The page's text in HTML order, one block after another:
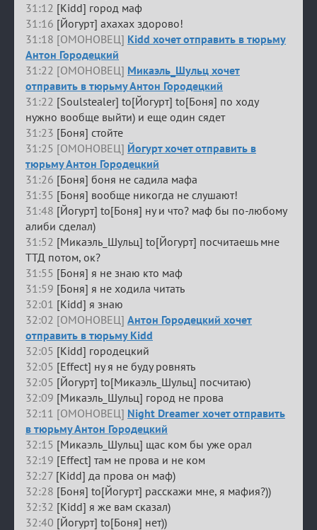
31:12 [Kidd] город маф
31:16 [Йогурт] ахахах здорово!
31:18 [ОМОНОВЕЦ] Kidd хочет отправить в тюрьму
Антон Городецкий
31:22 [ОМОНОВЕЦ] Микаэль_Шульц хочет
отправить в тюрьму Антон Городецкий
31:22 [Soulstealer] to[Йогурт] to[Боня] по ходу
нужно вообще выйти) и еще один сядет
31:23 [Боня] стойте
31:25 [ОМОНОВЕЦ] Йогурт хочет отправить в
тюрьму Антон Городецкий
31:26 [Боня] боня не садила мафа
31:35 [Боня] вообще никогда не слушают!
31:48 [Йогурт] to[Боня] ну и что? маф бы по-любому
алиби сделал)
31:52 [Микаэль_Шульц] to[Йогурт] посчитаешь мне
ТТД потом, ок?
31:55 [Боня] я не знаю кто маф
31:59 [Боня] я не ходила читать
32:01 [Kidd] я знаю
32:02 [ОМОНОВЕЦ] Антон Городецкий хочет
отправить в тюрьму Kidd
32:05 [Kidd] городецкий
32:05 [Effect] ну я не буду ровнять
32:05 [Йогурт] to[Микаэль_Шульц] посчитаю)
32:09 [Микаэль_Шульц] город не прова
32:11 [ОМОНОВЕЦ] Night Dreamer хочет отправить
в тюрьму Антон Городецкий
32:15 [Микаэль_Шульц] щас ком бы уже орал
32:19 [Effect] там не прова и не ком
32:27 [Kidd] да прова он маф)
32:28 [Боня] to[Йогурт] расскажи мне, я мафия?))
32:32 [Kidd] я же вам сказал)
32:40 [Йогурт] to[Боня] нет))